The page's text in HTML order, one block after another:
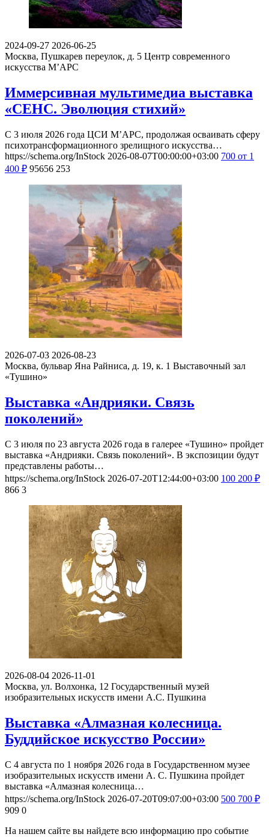
2024-09-27 2026-06-25
Москва, Пушкарев переулок, д. 5 Центр современного
искусства М’АРС
Иммерсивная мультимедиа выставка
«СЕНС. Эволюция стихий»
С 3 июля 2026 года ЦСИ М’АРС, продолжая осваивать сферу
психотрансформационного зрелищного искусства…
https://schema.org/InStock 2026-08-07T00:00:00+03:00 700 от 1
400 ₽ 95656 253
2026-07-03 2026-08-23
Москва, бульвар Яна Райниса, д. 19, к. 1 Выставочный зал
«Тушино»
Выставка «Андрияки. Связь
поколений»
С 3 июля по 23 августа 2026 года в галерее «Тушино» пройдет
выставка «Андрияки. Связь поколений». В экспозиции будут
представлены работы…
https://schema.org/InStock 2026-07-20T12:44:00+03:00 100 200 ₽
866 3
2026-08-04 2026-11-01
Москва, ул. Волхонка, 12 Государственный музей
изобразительных искусств имени А.С. Пушкина
Выставка «Алмазная колесница.
Буддийское искусство России»
С 4 августа по 1 ноября 2026 года в Государственном музее
изобразительных искусств имени А. С. Пушкина пройдет
выставка «Алмазная колесница…
https://schema.org/InStock 2026-07-20T09:07:00+03:00 500 700 ₽
909 0
На нашем сайте вы найдете всю информацию про событие